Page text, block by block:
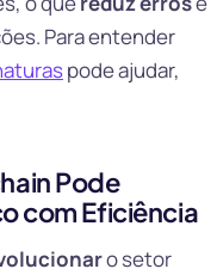
Para entender
pode ajudar,
Pode
com Eficiência
o setor